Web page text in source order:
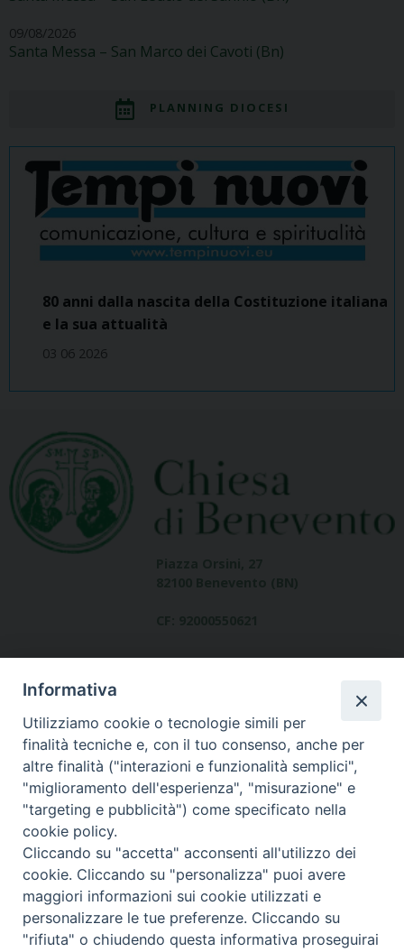
09/08/2026
Santa Messa – San Marco dei Cavoti (Bn)
PLANNING DIOCESI
80 anni dalla nascita della Costituzione italiana
e la sua attualità
03 06 2026
Dove siamo
contatti
Area riservata
Informativa
Utilizziamo cookie o tecnologie simili per
finalità tecniche e, con il tuo consenso, anche per
altre finalità ("interazioni e funzionalità semplici",
"miglioramento dell'esperienza", "misurazione" e
"targeting e pubblicità") come specificato nella
cookie policy.
Cliccando su "accetta" acconsenti all'utilizzo dei
cookie. Cliccando su "personalizza" puoi avere
maggiori informazioni sui cookie utilizzati e
personalizzare le tue preferenze. Cliccando su
"rifiuta" o chiudendo questa informativa proseguirai